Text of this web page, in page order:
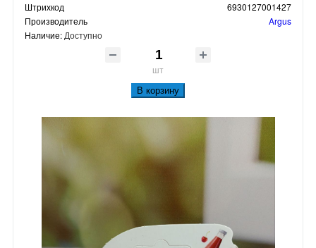
Штрихкод
6930127001427
Производитель
Argus
Наличие: Доступно
шт
В корзину